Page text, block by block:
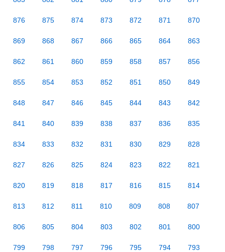
876 875 874 873 872 871 870
869 868 867 866 865 864 863
862 861 860 859 858 857 856
855 854 853 852 851 850 849
848 847 846 845 844 843 842
841 840 839 838 837 836 835
834 833 832 831 830 829 828
827 826 825 824 823 822 821
820 819 818 817 816 815 814
813 812 811 810 809 808 807
806 805 804 803 802 801 800
799 798 797 796 795 794 793